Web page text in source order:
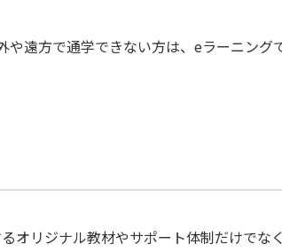
遠方で通学できない方は、eラーニング
オリジナル教材やサポート体制だけでな